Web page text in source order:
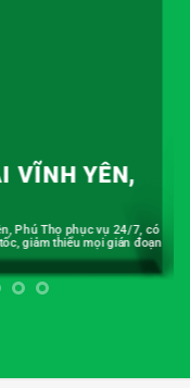
VĨNH YÊN,
Phú Thọ phục vụ 24/7, có
giảm thiểu mọi gián đoạn